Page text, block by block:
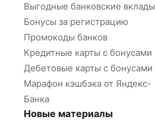
Выгодные банковские вклады
Бонусы за регистрацию
Промокоды банков
Кредитные карты с бонусами
Дебетовые карты с бонусами
Марафон кэшбэка от Яндекс-
Банка
Новые материалы